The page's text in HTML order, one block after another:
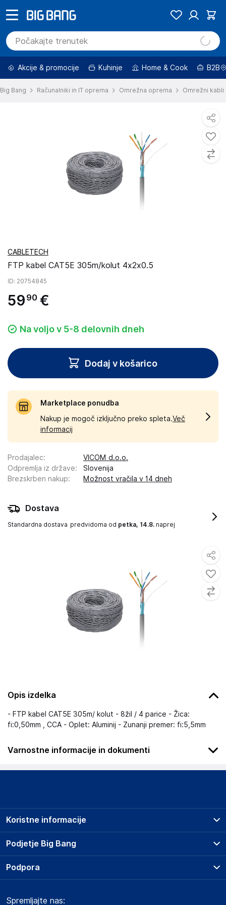
Akcije & promocije Kuhinje Home & Cook B2B
Big Bang Računalniki in IT oprema Omrežna oprema Omrežni kabli
Opis izdelka
- FTP kabel CAT5E 305m/ kolut - 8žil / 4 parice - Žica:
fi:0,50mm , CCA - Oplet: Aluminij - Zunanji premer: fi:5,5mm
Varnostne informacije in dokumenti
Podatki o proizvajalcu
Lechpol Electronics Leszek Sp.k.
Poland
Gospodarski subjekt s sedežem v EU, ki zagotavlja skladnost
CABLETECH
FTP kabel CAT5E 305m/kolut 4x2x0.5
ID: 20754845
59 90 €
Na voljo v 5-8 delovnih dneh
Dodaj v košarico
Marketplace ponudba
Nakup je mogoč izključno preko spleta.Več
informacij
Prodajalec:
VICOM d.o.o.
Odpremlja iz države:
Slovenija
Brezskrben nakup: Možnost vračila v 14 dneh
Dostava
Standardna dostava predvidoma od petka, 14.8. naprej
Podjetje Big Bang
O podjetju
Koristne informacije
Prodajna mesta
Storitve
Dostava, vnos in odvoz
Podpora
Marketplace
Spremljajte nas: